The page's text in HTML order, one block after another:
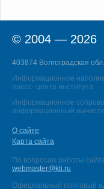
© 2004 — 2026
403874 Волгоградская
Информационное
пресс–центр института
Информационное
информационный
О сайте
Карта сайта
По вопросам работы
webmaster@kti.ru
Официальный почтовый